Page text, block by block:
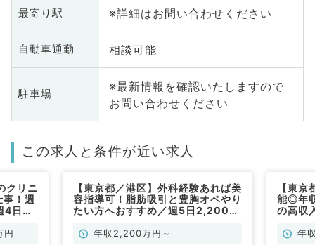
最寄り駅 ※詳細はお問い合わせください
自動車通勤 相談可能
駐車場
※最新情報を確認いたしますので
お問い合わせください
この求人と条件が近い求人
クリニ
！週
日勤
円
【東京都／港区】外科経験あれば美
容指導可！脂肪吸引と豊胸オペやり
たい方へおすすめ／週5日2,200万
なります（美容外科／常勤）
年収2,200万円～
【東
能◎年
の高収
して年